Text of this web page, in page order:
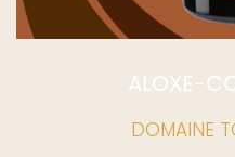
ALOXE-
DOMAINE